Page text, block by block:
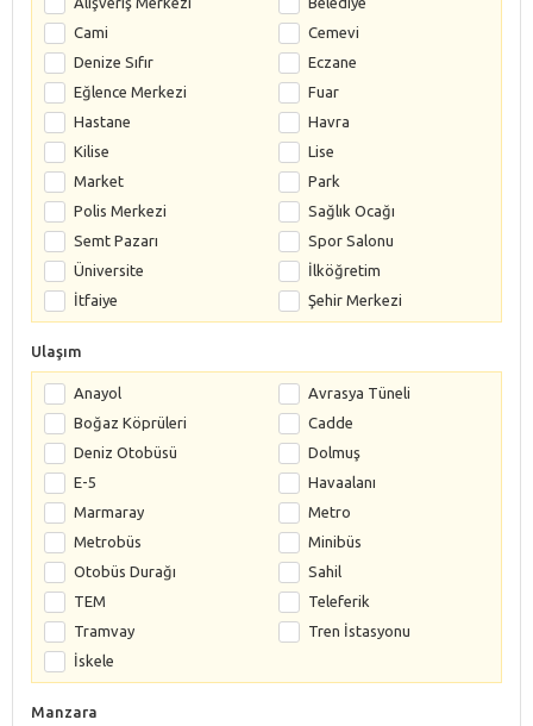
Cami
Cemevi
Denize Sıfır
Eczane
Eğlence Merkezi
Fuar
Hastane
Havra
Kilise
Lise
Market
Park
Polis Merkezi
Sağlık Ocağı
Semt Pazarı
Spor Salonu
Üniversite
İlköğretim
İtfaiye
Şehir Merkezi
Ulaşım
Anayol
Avrasya Tüneli
Boğaz Köprüleri
Cadde
Deniz Otobüsü
Dolmuş
E-5
Havaalanı
Marmaray
Metro
Metrobüs
Minibüs
Otobüs Durağı
Sahil
TEM
Teleferik
Tramvay
Tren İstasyonu
İskele
Manzara